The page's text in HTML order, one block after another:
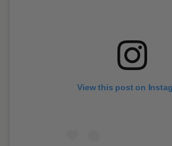
View this post on